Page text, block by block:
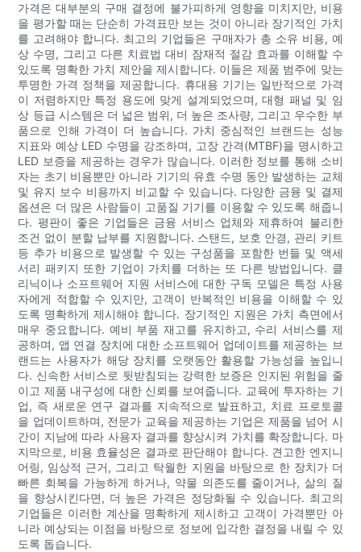
가격은 대부분의 구매 결정에 불가피하게 영향을 미치지만, 비용
을 평가할 때는 단순히 가격표만 보는 것이 아니라 장기적인 가치
를 고려해야 합니다. 최고의 기업들은 구매자가 총 소유 비용, 예
상 수명, 그리고 다른 치료법 대비 잠재적 절감 효과를 이해할 수
있도록 명확한 가치 제안을 제시합니다. 이들은 제품 범주에 맞는
투명한 가격 정책을 제공합니다. 휴대용 기기는 일반적으로 가격
이 저렴하지만 특정 용도에 맞게 설계되었으며, 대형 패널 및 임
상 등급 시스템은 더 넓은 범위, 더 높은 조사량, 그리고 우수한 부
품으로 인해 가격이 더 높습니다. 가치 중심적인 브랜드는 성능
지표와 예상 LED 수명을 강조하며, 고장 간격(MTBF)을 명시하고
LED 보증을 제공하는 경우가 많습니다. 이러한 정보를 통해 소비
자는 초기 비용뿐만 아니라 기기의 유효 수명 동안 발생하는 교체
및 유지 보수 비용까지 비교할 수 있습니다. 다양한 금융 및 결제
옵션은 더 많은 사람들이 고품질 기기를 이용할 수 있도록 해줍니
다. 평판이 좋은 기업들은 금융 서비스 업체와 제휴하여 불리한
조건 없이 분할 납부를 지원합니다. 스탠드, 보호 안경, 관리 키트
등 추가 비용으로 발생할 수 있는 구성품을 포함한 번들 및 액세
서리 패키지 또한 기업이 가치를 더하는 또 다른 방법입니다. 클
리닉이나 소프트웨어 지원 서비스에 대한 구독 모델은 특정 사용
자에게 적합할 수 있지만, 고객이 반복적인 비용을 이해할 수 있
도록 명확하게 제시해야 합니다. 장기적인 지원은 가치 측면에서
매우 중요합니다. 예비 부품 재고를 유지하고, 수리 서비스를 제
공하며, 앱 연결 장치에 대한 소프트웨어 업데이트를 제공하는 브
랜드는 사용자가 해당 장치를 오랫동안 활용할 가능성을 높입니
다. 신속한 서비스로 뒷받침되는 강력한 보증은 인지된 위험을 줄
이고 제품 내구성에 대한 신뢰를 보여줍니다. 교육에 투자하는 기
업, 즉 새로운 연구 결과를 지속적으로 발표하고, 치료 프로토콜
을 업데이트하며, 전문가 교육을 제공하는 기업은 제품을 넘어 시
간이 지남에 따라 사용자 결과를 향상시켜 가치를 확장합니다. 마
지막으로, 비용 효율성은 결과로 판단해야 합니다. 견고한 엔지니
어링, 임상적 근거, 그리고 탁월한 지원을 바탕으로 한 장치가 더
빠른 회복을 가능하게 하거나, 약물 의존도를 줄이거나, 삶의 질
을 향상시킨다면, 더 높은 가격은 정당화될 수 있습니다. 최고의
기업들은 이러한 계산을 명확하게 제시하고 고객이 가격뿐만 아
니라 예상되는 이점을 바탕으로 정보에 입각한 결정을 내릴 수 있
도록 돕습니다.